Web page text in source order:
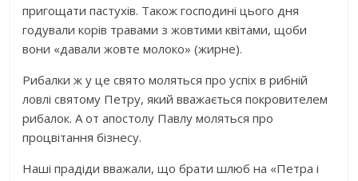
пригощати пастухів. Також господині цього дня
годували корів травами з жовтими квітами, щоби
вони «давали жовте молоко» (жирне).
Рибалки ж у це свято моляться про успіх в рибній
ловлі святому Петру, який вважається покровителем
рибалок. А от апостолу Павлу моляться про
процвітання бізнесу.
Наші прадіди вважали, що брати шлюб на «Петра і